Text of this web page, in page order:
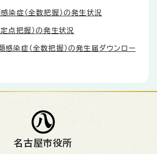
染症（全数把握）の発生状況
点把握）の発生状況
感染症（全数把握）の発生届ダウンロー
名古屋市役所